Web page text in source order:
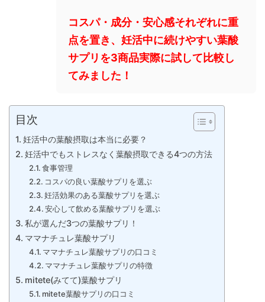
コスパ・成分・安心感それぞれに重
点を置き、妊活中に続けやすい葉酸
サプリを3商品実際に試して比較し
てみました！
目次
妊活中の葉酸摂取は本当に必要？
妊活中でもストレスなく葉酸摂取できる4つの方法
食事管理
コスパの良い葉酸サプリを選ぶ
妊活効果のある葉酸サプリを選ぶ
安心して飲める葉酸サプリを選ぶ
私が選んだ3つの葉酸サプリ！
ママナチュレ葉酸サプリ
ママナチュレ葉酸サプリの口コミ
ママナチュレ葉酸サプリの特徴
mitete(みてて)葉酸サプリ
mitete葉酸サプリの口コミ